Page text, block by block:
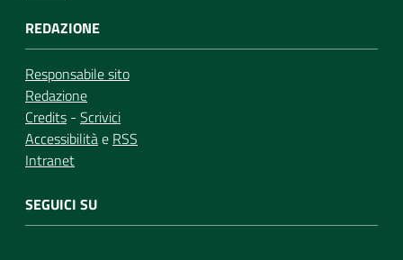
REDAZIONE
Responsabile sito
Redazione
Credits - Scrivici
Accessibilitàe RSS
Intranet
SEGUICI SU